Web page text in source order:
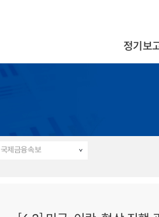
정기보
국제금융속보